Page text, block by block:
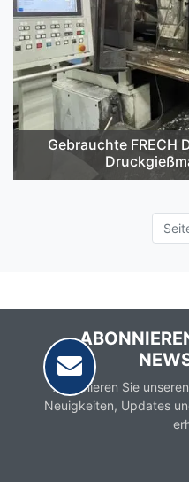
Gebrauchte FRECH
Abonnieren Sie
Neuigkeiten, Updates